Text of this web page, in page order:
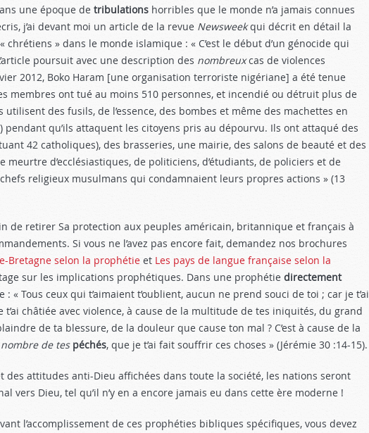
une époque de tribulations horribles que le monde n’a jamais connues
j’ai devant moi un article de la revue Newsweekqui décrit en détail la
» dans le monde islamique : « C’est le début d’un génocide qui
poursuit avec une description des nombreuxcas de violences
2012, Boko Haram [une organisation terroriste nigériane] a été tenue
membres ont tué au moins 510 personnes, et incendié ou détruit plus de
des fusils, de l’essence, des bombes et même des machettes en
pendant qu’ils attaquent les citoyens pris au dépour­vu. Ils ont attaqué des
42 catho­liques), des brasseries, une mairie, des salons de beauté et des
meurtre d’ecclé­siastiques, de politiciens, d’étudiants, de policiers et de
religieux musulmans qui condamnaient leurs propres actions » (13
de retirer Sa protection aux peuples américain, britannique et français à
Si vous ne l’avez pas encore fait, demandez nos brochures
Bretagne selon la prophétie et Les pays de langue française selon la
sur les impli­cations prophétiques. Dans une pro­phétie directement
« Tous ceux qui t’aimaient t’oublient, aucun ne prend souci de toi ; car je t’ai
châ­tiée avec violence, à cause de la multi­tude de tes iniquités, du grand
de ta blessure, de la douleur que cause ton mal ? C’est à cause de la
de tes péchés, que je t’ai fait souffrir ces choses » (Jérémie 30 :14-15).
des attitudes anti-Dieu affichées dans toute la société, les nations seront
vers Dieu, tel qu’il n’y en a encore jamais eu dans cette ère moderne !
l’accomplissement de ces prophéties bibliques spécifiques, vous devez